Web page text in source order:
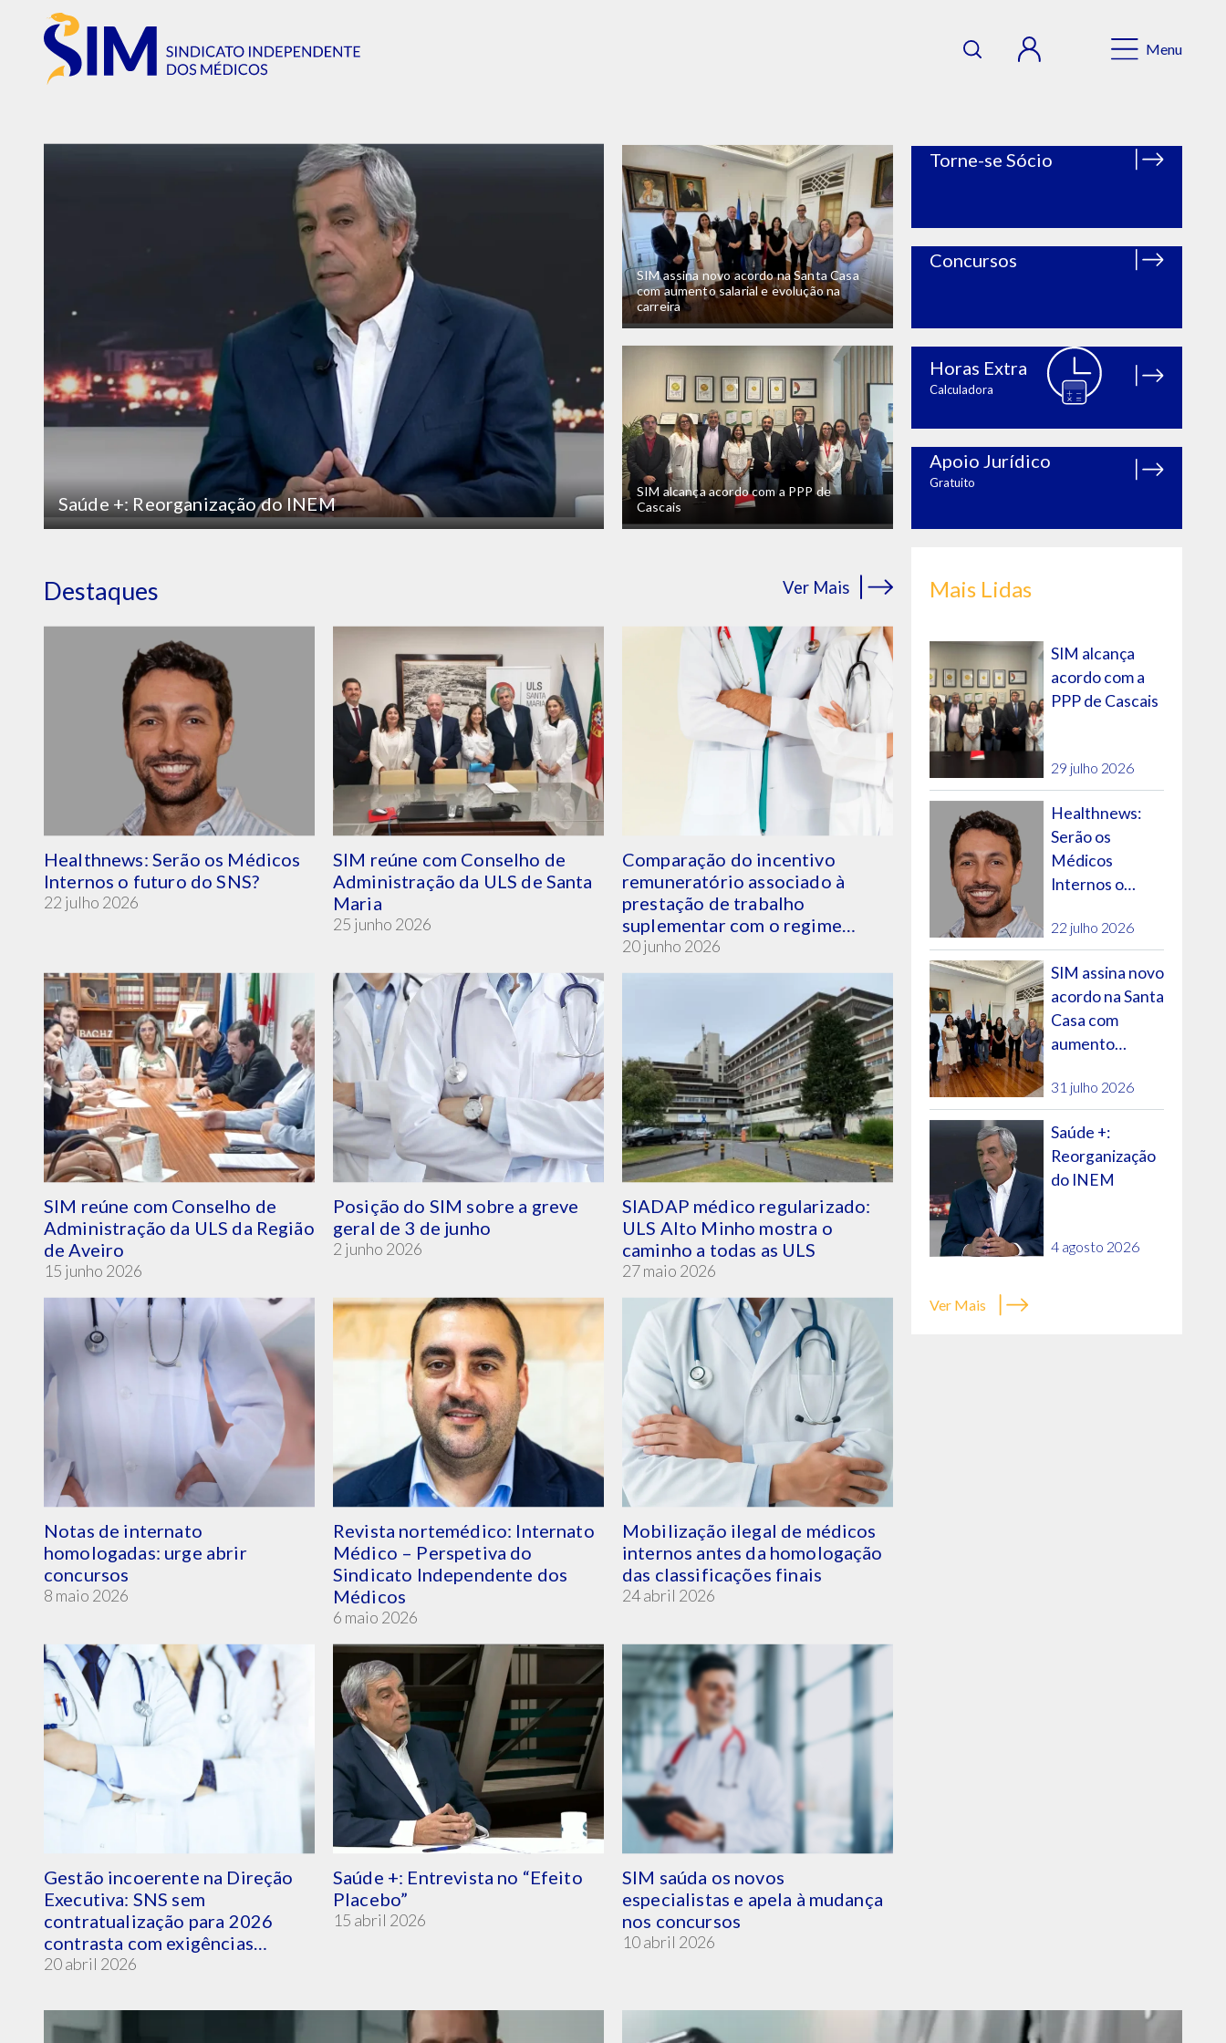
Menu
Saúde +: Reorganização do INEM
SIM assina novo acordo na Santa Casa
com aumento salarial e evolução na
carreira
SIM alcança acordo com a PPP de
Cascais
Torne-se Sócio
Concursos
Horas Extra
Calculadora
Apoio Jurídico
Gratuito
Destaques Ver Mais
Healthnews: Serão os Médicos
Internos o futuro do SNS?
22 julho 2026
SIM reúne com Conselho de
Administração da ULS de Santa
Maria
25 junho 2026
Comparação do incentivo
remuneratório associado à
prestação de trabalho
suplementar com o regime
habitual de pagamento
20 junho 2026
SIM reúne com Conselho de
Administração da ULS da Região
de Aveiro
15 junho 2026
Posição do SIM sobre a greve
geral de 3 de junho
2 junho 2026
SIADAP médico regularizado:
ULS Alto Minho mostra o
caminho a todas as ULS
27 maio 2026
Notas de internato
homologadas: urge abrir
concursos
8 maio 2026
Revista nortemédico: Internato
Médico – Perspetiva do
Sindicato Independente dos
Médicos
6 maio 2026
Mobilização ilegal de médicos
internos antes da homologação
das classificações finais
24 abril 2026
Gestão incoerente na Direção
Executiva: SNS sem
contratualização para 2026
contrasta com exigências
desproporcionadas às USF
20 abril 2026
Saúde +: Entrevista no “Efeito
Placebo”
15 abril 2026
SIM saúda os novos
especialistas e apela à mudança
nos concursos
10 abril 2026
Mais Lidas
SIM alcança
acordo com a
PPP de Cascais
29 julho 2026
Healthnews:
Serão os
Médicos
Internos o
22 julho 2026
SIM assina novo
acordo na Santa
Casa com
aumento
evolução na
carreira
31 julho 2026
Saúde +:
Reorganização
do INEM
4 agosto 2026
Ver Mais